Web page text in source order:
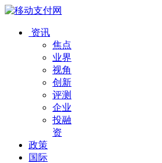
资讯
焦点
业界
视角
创新
评测
企业
投融
资
政策
国际